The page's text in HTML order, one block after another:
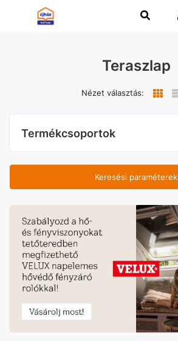
Teraszlap
Nézet választás:
Termékcsoportok
Keresési paraméterek